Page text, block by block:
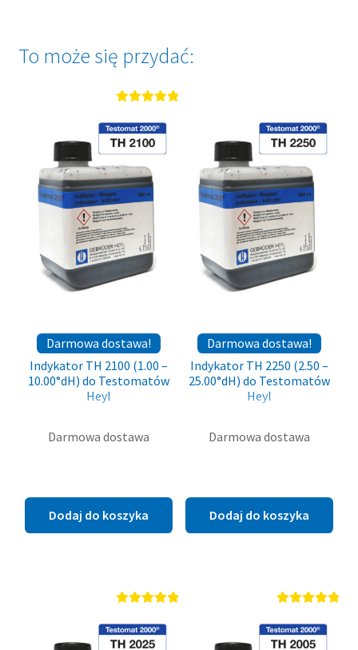
To może się przydać:
Darmowa dostawa!
Indykator TH 2100 (1.00 –
10.00°dH) do Testomatów
Heyl
5.00na 5
Darmowa dostawa
Dodaj do koszyka
Darmowa dostawa!
Indykator TH 2250 (2.50 –
25.00°dH) do Testomatów
Heyl
Darmowa dostawa
Dodaj do koszyka
5.00na 5
5.00na 5